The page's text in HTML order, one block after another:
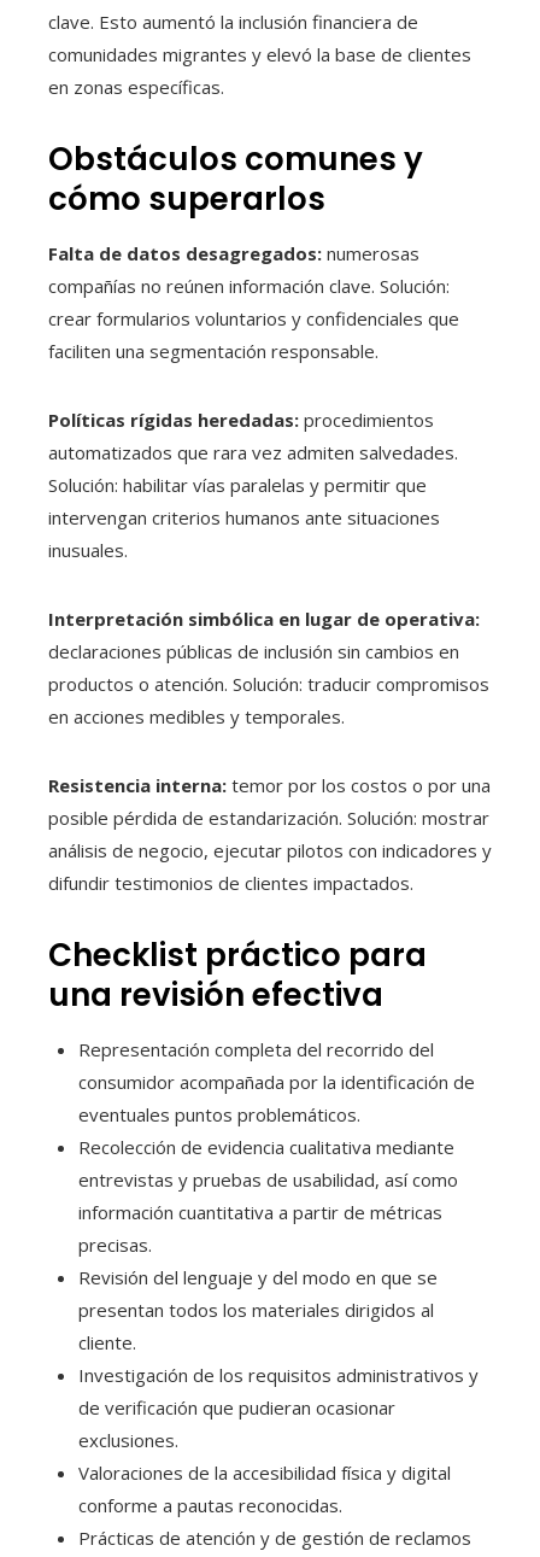
clave. Esto aumentó la inclusión financiera de
comunidades migrantes y elevó la base de clientes
en zonas específicas.
Obstáculos comunes y
cómo superarlos
Falta de datos desagregados: numerosas
compañías no reúnen información clave. Solución:
crear formularios voluntarios y confidenciales que
faciliten una segmentación responsable.
Políticas rígidas heredadas: procedimientos
automatizados que rara vez admiten salvedades.
Solución: habilitar vías paralelas y permitir que
intervengan criterios humanos ante situaciones
inusuales.
Interpretación simbólica en lugar de operativa:
declaraciones públicas de inclusión sin cambios en
productos o atención. Solución: traducir compromisos
en acciones medibles y temporales.
Resistencia interna: temor por los costos o por una
posible pérdida de estandarización. Solución: mostrar
análisis de negocio, ejecutar pilotos con indicadores y
difundir testimonios de clientes impactados.
Checklist práctico para
una revisión efectiva
Representación completa del recorrido del
consumidor acompañada por la identificación de
eventuales puntos problemáticos.
Recolección de evidencia cualitativa mediante
entrevistas y pruebas de usabilidad, así como
información cuantitativa a partir de métricas
precisas.
Revisión del lenguaje y del modo en que se
presentan todos los materiales dirigidos al
cliente.
Investigación de los requisitos administrativos y
de verificación que pudieran ocasionar
exclusiones.
Valoraciones de la accesibilidad física y digital
conforme a pautas reconocidas.
Prácticas de atención y de gestión de reclamos